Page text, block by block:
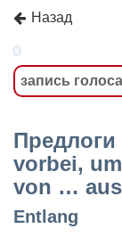
Назад
запись голоса
vorbei,
von … aus
Entlang